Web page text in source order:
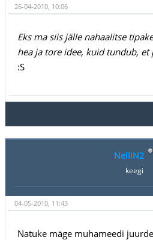
26-04-2010, 10:06
Eks ma siis jälle nahaalitse
hea ja tore idee, kuid tundub,
:S
NelliN2
keegi
04-05-2010, 11:43
Natuke mäge muhameedi